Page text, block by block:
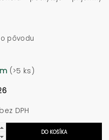
pôvodu
(>5 ks)
0,67 € bez DPH